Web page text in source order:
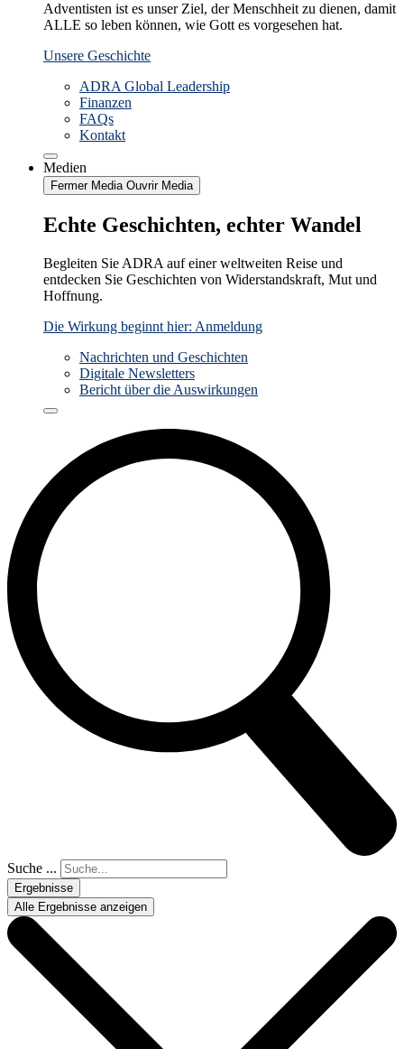
Adventisten ist es unser Ziel, der Menschheit zu dienen, damit
ALLE so leben können, wie Gott es vorgesehen hat.
Unsere Geschichte
ADRA Global Leadership
Finanzen
FAQs
Kontakt
Medien
Fermer Media Ouvrir Media
Echte Geschichten, echter Wandel
Begleiten Sie ADRA auf einer weltweiten Reise und
entdecken Sie Geschichten von Widerstandskraft, Mut und
Hoffnung.
Die Wirkung beginnt hier: Anmeldung
Nachrichten und Geschichten
Digitale Newsletters
Bericht über die Auswirkungen
Suche ...
Ergebnisse
Alle Ergebnisse anzeigen